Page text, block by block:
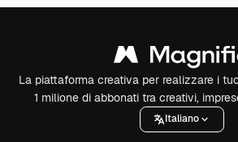
La piattaforma creativa per realizzare i
1 milione di abbonati tra creativi,
Italiano